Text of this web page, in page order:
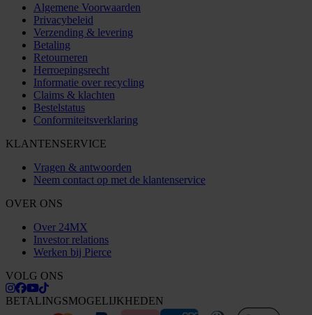
Algemene Voorwaarden
Privacybeleid
Verzending & levering
Betaling
Retourneren
Herroepingsrecht
Informatie over recycling
Claims & klachten
Bestelstatus
Conformiteitsverklaring
KLANTENSERVICE
Vragen & antwoorden
Neem contact op met de klantenservice
OVER ONS
Over 24MX
Investor relations
Werken bij Pierce
VOLG ONS
BETALINGSMOGELIJKHEDEN